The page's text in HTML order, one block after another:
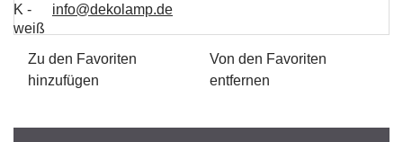
info@dekolamp.de
Zu den Favoriten
hinzufügen
Von den Favoriten
entfernen